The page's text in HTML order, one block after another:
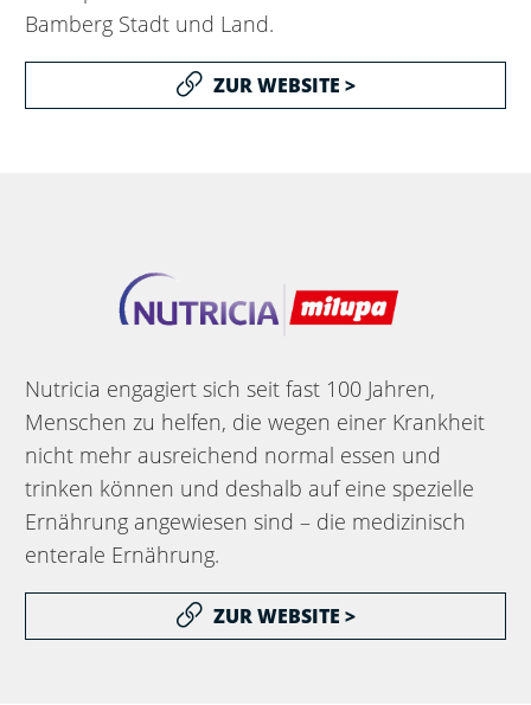
Bamberg Stadt und Land.
ZUR WEBSITE >
Nutricia engagiert sich seit fast 100 Jahren,
Menschen zu helfen, die wegen einer Krankheit
nicht mehr ausreichend normal essen und
trinken können und deshalb auf eine spezielle
Ernährung angewiesen sind – die medizinisch
enterale Ernährung.
ZUR WEBSITE >